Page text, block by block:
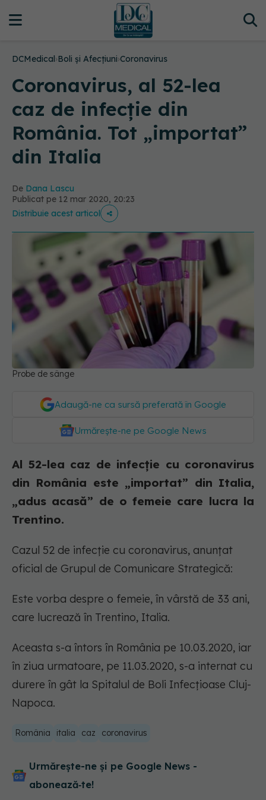
DCMedical›Boli și Afecțiuni›Coronavirus
Coronavirus, al 52-lea
caz de infecție din
România. Tot „importat”
din Italia
De Dana Lascu
Publicat pe 12 mar 2020, 20:23
Distribuie acest articol
Probe de sânge
Adaugă-ne ca sursă preferată în Google
Urmărește-ne pe Google News
Al 52-lea caz de infecție cu coronavirus
din România este „importat” din Italia,
„adus acasă” de o femeie care lucra la
Trentino.
Cazul 52 de infecție cu coronavirus, anunțat
oficial de Grupul de Comunicare Strategică:
Este vorba despre o femeie, în vârstă de 33 ani,
care lucrează în Trentino, Italia.
Aceasta s-a întors în România pe 10.03.2020, iar
în ziua urmatoare, pe 11.03.2020, s-a internat cu
durere în gât la Spitalul de Boli Infecțioase Cluj-
Napoca.
România italia caz coronavirus
Urmărește-ne și pe Google News -
abonează‑te!